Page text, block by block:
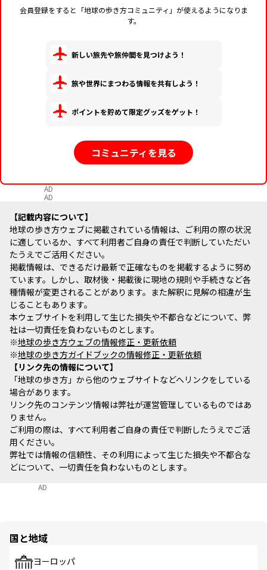
会員登録をすると「地球の歩き方コミュニティ」が使えるようになりま
す。
新しい旅先や旅仲間を見つけよう！
旅や世界にまつわる情報を共有しよう！
ポイントを貯めて限定グッズをゲット！
コミュニティを見る
AD
AD
記載内容について
地球の歩き方ウェブに掲載されている情報は、ご利用の際の状況
に適しているか、すべて利用者ご自身の責任で判断していただい
たうえでご活用ください。
掲載情報は、できるだけ最新で正確なものを掲載するように努め
ています。しかし、取材後・掲載後に現地の規則や手続きなど各
種情報が変更されることがあります。また解釈に見解の相違が生
じることもあります。
本ウェブサイトを利用して生じた損失や不都合などについて、弊
社は一切責任を負わないものとします。
※地球の歩き方ウェブの情報修正・更新依頼
※地球の歩き方ガイドブックの情報修正・更新依頼
リンク先の情報について
「地球の歩き方」から他のウェブサイトなどへリンクをしている
場合があります。
リンク先のコンテンツ情報は弊社が運営管理しているものではあ
りません。
ご利用の際は、すべて利用者ご自身の責任で判断したうえでご活
用ください。
弊社では情報の信頼性、その利用によって生じた損失や不都合な
どについて、一切責任を負わないものとします。
AD
国と地域
ヨーロッパ